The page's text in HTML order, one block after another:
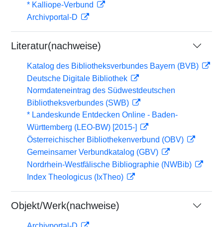
* Kalliope-Verbund
Archivportal-D
Literatur(nachweise)
Katalog des Bibliotheksverbundes Bayern (BVB)
Deutsche Digitale Bibliothek
Normdateneintrag des Südwestdeutschen
Bibliotheksverbundes (SWB)
* Landeskunde Entdecken Online - Baden-
Württemberg (LEO-BW) [2015-]
Österreichischer Bibliothekenverbund (OBV)
Gemeinsamer Verbundkatalog (GBV)
Nordrhein-Westfälische Bibliographie (NWBib)
Index Theologicus (IxTheo)
Objekt/Werk(nachweise)